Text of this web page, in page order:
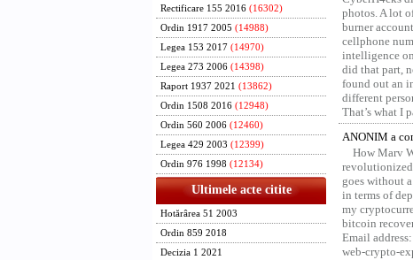
Rectificare 155 2016 (16302)
Ordin 1917 2005 (14988)
Legea 153 2017 (14970)
Legea 273 2006 (14398)
Raport 1937 2021 (13862)
Ordin 1508 2016 (12948)
Ordin 560 2006 (12460)
Legea 429 2003 (12399)
Ordin 976 1998 (12134)
Ultimele acte citite
Hotărârea 51 2003
Ordin 859 2018
Decizia 1 2021
photos. A lot
burner
cellphone
intelligence
did that part,
found out an
different
That’s what I
ANONIM a
How Marv
goes without
in terms of
my
bitcoin
Email
web-crypto-